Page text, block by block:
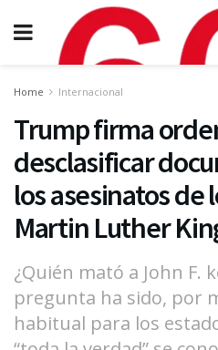
Home Internacional
Trump firma
desclasificar
los asesinatos de
Martin Luther
¿Quién mató a John F.
pregunta ha sido, por
habitual para los